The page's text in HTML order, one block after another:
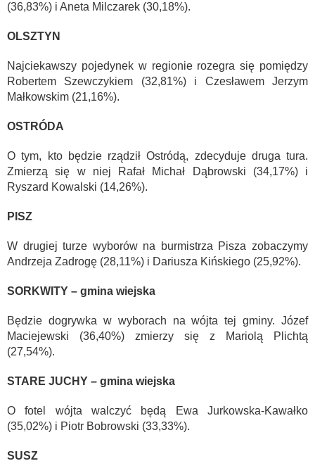
(36,83%) i Aneta Milczarek (30,18%).
OLSZTYN
Najciekawszy pojedynek w regionie rozegra się pomiędzy
Robertem Szewczykiem (32,81%) i Czesławem Jerzym
Małkowskim (21,16%).
OSTRÓDA
O tym, kto będzie rządził Ostródą, zdecyduje druga tura.
Zmierzą się w niej Rafał Michał Dąbrowski (34,17%) i
Ryszard Kowalski (14,26%).
PISZ
W drugiej turze wyborów na burmistrza Pisza zobaczymy
Andrzeja Zadrogę (28,11%) i Dariusza Kińskiego (25,92%).
SORKWITY – gmina wiejska
Będzie dogrywka w wyborach na wójta tej gminy. Józef
Maciejewski (36,40%) zmierzy się z Mariolą Plichtą
(27,54%).
STARE JUCHY – gmina wiejska
O fotel wójta walczyć będą Ewa Jurkowska-Kawałko
(35,02%) i Piotr Bobrowski (33,33%).
SUSZ